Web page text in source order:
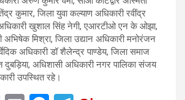
कुमार, जिला युवा कल्याण अधिकारी रवींद्र
अधिकारी खुशाल सिंह नेगी, एआरटीओ एन के ओझा,
अभिषेक मिश्रा, जिला उद्यान अधिकारी मनोरंजन
अधिकारी डॉ शैलेन्द्र पाण्डेय, जिला समाज
दुबड़िया, अधिशासी अधिकारी नगर पालिका संजय
उपस्थित रहे।